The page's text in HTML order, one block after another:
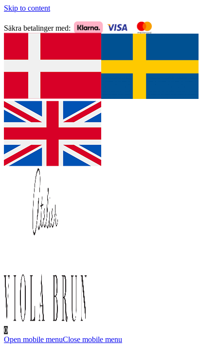
Skip to content
Säkra betalinger med:
0
Open mobile menuClose mobile menu